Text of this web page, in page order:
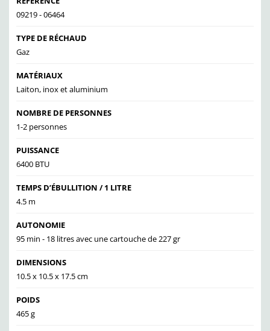
09219 - 06464
TYPE DE RÉCHAUD
Gaz
MATÉRIAUX
Laiton, inox et aluminium
NOMBRE DE PERSONNES
1-2 personnes
PUISSANCE
6400 BTU
TEMPS D’ÉBULLITION / 1 LITRE
4.5 m
AUTONOMIE
95 min - 18 litres avec une cartouche de 227 gr
DIMENSIONS
10.5 x 10.5 x 17.5 cm
POIDS
465 g